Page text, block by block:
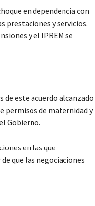
en dependencia con
prestaciones y servicios.
y el IPREM se
de este acuerdo alcanzado
permisos de maternidad y
Gobierno.
en las que
que las negociaciones